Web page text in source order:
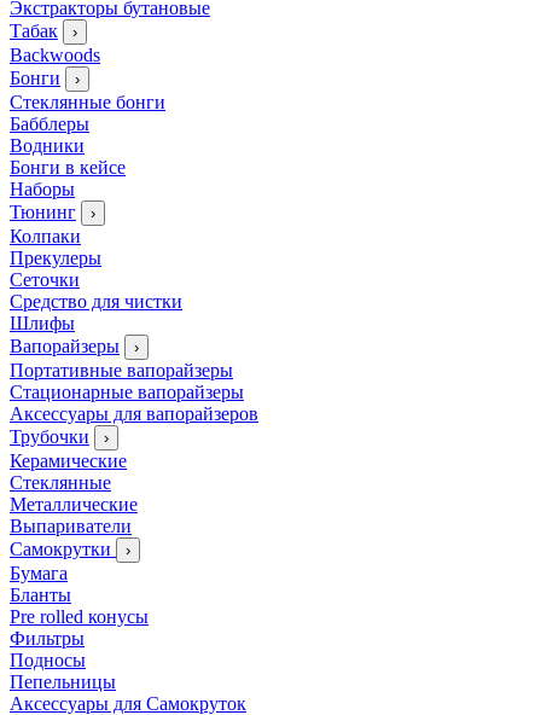
Экстракторы бутановые
Табак
›
Backwoods
Бонги
›
Стеклянные бонги
Бабблеры
Водники
Бонги в кейсе
Наборы
Тюнинг
›
Колпаки
Прекулеры
Сеточки
Средство для чистки
Шлифы
Вапорайзеры
›
Портативные вапорайзеры
Стационарные вапорайзеры
Аксессуары для вапорайзеров
Трубочки
›
Керамические
Стеклянные
Металлические
Выпариватели
Самокрутки
›
Бумага
Бланты
Pre rolled конусы
Фильтры
Подносы
Пепельницы
Аксессуары для Самокруток